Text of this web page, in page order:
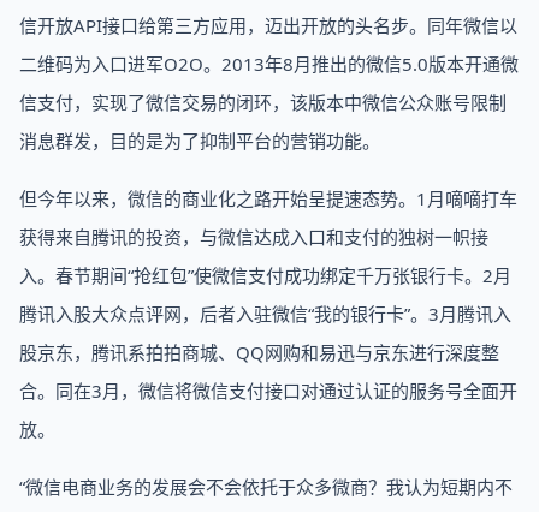
信开放API接口给第三方应用，迈出开放的头名步。同年微信以
二维码为入口进军O2O。2013年8月推出的微信5.0版本开通微
信支付，实现了微信交易的闭环，该版本中微信公众账号限制
消息群发，目的是为了抑制平台的营销功能。
但今年以来，微信的商业化之路开始呈提速态势。1月嘀嘀打车
获得来自腾讯的投资，与微信达成入口和支付的独树一帜接
入。春节期间“抢红包”使微信支付成功绑定千万张银行卡。2月
腾讯入股大众点评网，后者入驻微信“我的银行卡”。3月腾讯入
股京东，腾讯系拍拍商城、QQ网购和易迅与京东进行深度整
合。同在3月，微信将微信支付接口对通过认证的服务号全面开
放。
“微信电商业务的发展会不会依托于众多微商？我认为短期内不